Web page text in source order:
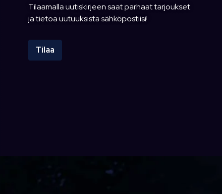
Tilaamalla uutiskirjeen saat parhaat tarjoukset
ja tietoa uutuuksista sähköpostiisi!
Tilaa